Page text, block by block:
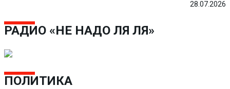
28.07.2026
РАДИО «НЕ НАДО ЛЯ ЛЯ»
ПОЛИТИКА